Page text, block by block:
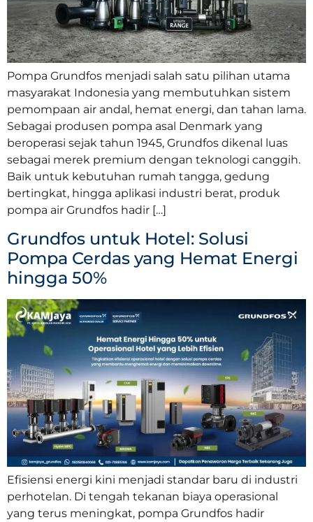
Pompa Grundfos menjadi salah satu pilihan utama
masyarakat Indonesia yang membutuhkan sistem
pemompaan air andal, hemat energi, dan tahan lama.
Sebagai produsen pompa asal Denmark yang
beroperasi sejak tahun 1945, Grundfos dikenal luas
sebagai merek premium dengan teknologi canggih.
Baik untuk kebutuhan rumah tangga, gedung
bertingkat, hingga aplikasi industri berat, produk
pompa air Grundfos hadir […]
Grundfos untuk Hotel: Solusi
Pompa Cerdas yang Hemat Energi
hingga 50%
Efisiensi energi kini menjadi standar baru di industri
perhotelan. Di tengah tekanan biaya operasional
yang terus meningkat, pompa Grundfos hadir